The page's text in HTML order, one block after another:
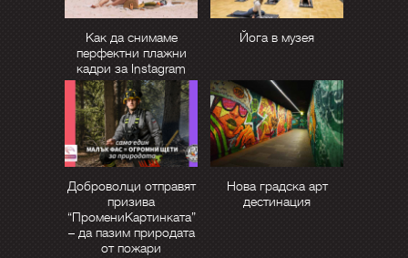
Как да снимаме
перфектни плажни
кадри за Instagram
Йога в музея
Доброволци отправят
призива
“ПромениКартинката”
– да пазим природата
от пожари
Нова градска арт
дестинация